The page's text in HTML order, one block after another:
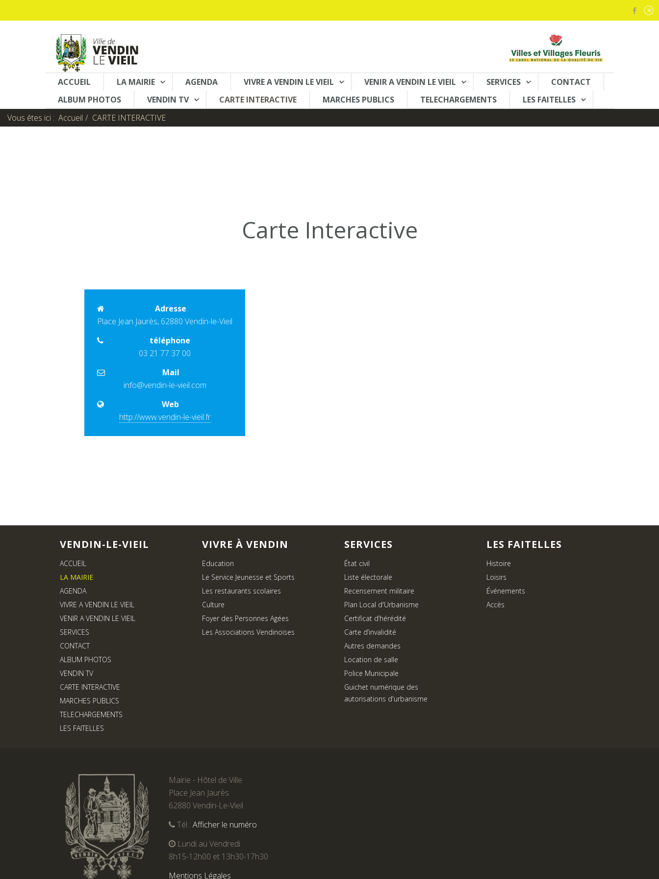
ACCUEIL LA MAIRIE AGENDA VIVRE A VENDIN LE VIEIL VENIR A VENDIN LE VIEIL SERVICES
CONTACT
ALBUM PHOTOS
VENDIN TV CARTE INTERACTIVE MARCHES PUBLICS TELECHARGEMENTS
LES FAITELLES
Vous êtes ici : Accueil CARTE INTERACTIVE
Carte Interactive
Adresse
Place Jean Jaurès, 62880 Vendin-le-Vieil
téléphone
03 21 77 37 00
Mail
info@vendin-le-vieil.com
Web
http://www.vendin-le-vieil.fr
VENDIN-LE-VIEIL
ACCUEIL
LA MAIRIE
AGENDA
VIVRE A VENDIN LE VIEIL
VENIR A VENDIN LE VIEIL
SERVICES
CONTACT
ALBUM PHOTOS
VENDIN TV
CARTE INTERACTIVE
MARCHES PUBLICS
TELECHARGEMENTS
LES FAITELLES
VIVRE À VENDIN
Education
Le Service Jeunesse et Sports
Les restaurants scolaires
Culture
Foyer des Personnes Agées
Les Associations Vendinoises
SERVICES
État civil
Liste électorale
Recensement militaire
Plan Local d'Urbanisme
Certificat d’hérédité
Carte d’invalidité
Autres demandes
Location de salle
Police Municipale
Guichet numérique des
autorisations d'urbanisme
LES FAITELLES
Histoire
Loisirs
Événements
Accès
Mairie - Hôtel de Ville
Place Jean Jaurès
62880 Vendin-Le-Vieil
Tél :Afficher le numéro
Lundi au Vendredi
8h15-12h00 et 13h30-17h30
Mentions Légales